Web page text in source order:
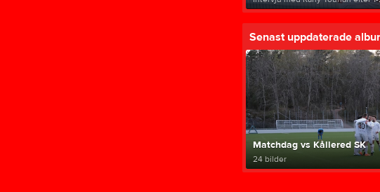
Senast uppdaterade
Matchdag vs Kållered SK
24 bilder